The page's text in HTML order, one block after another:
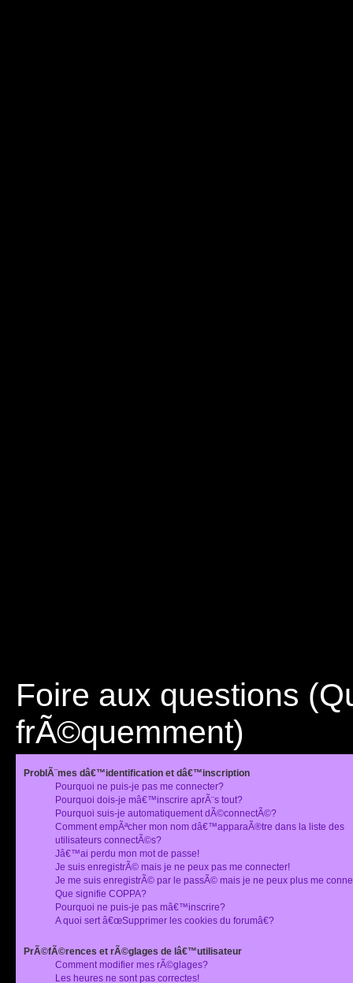
Foire aux questions
frÃ©quemment)
ProblÃ¨mes dâ€™identification et dâ€™inscription
Pourquoi ne puis-je pas me connecter?
Pourquoi dois-je mâ€™inscrire aprÃ¨s tout?
Pourquoi suis-je automatiquement dÃ©connectÃ©?
Comment empÃªcher mon nom dâ€™apparaÃ®tre dans la liste des
utilisateurs connectÃ©s?
Jâ€™ai perdu mon mot de passe!
Je suis enregistrÃ© mais je ne peux pas me connecter!
Je me suis enregistrÃ© par le passÃ© mais je ne peux plus me
Que signifie COPPA?
Pourquoi ne puis-je pas mâ€™inscrire?
A quoi sert â€œSupprimer les cookies du forumâ€?
PrÃ©fÃ©rences et rÃ©glages de lâ€™utilisateur
Comment modifier mes rÃ©glages?
Les heures ne sont pas correctes!